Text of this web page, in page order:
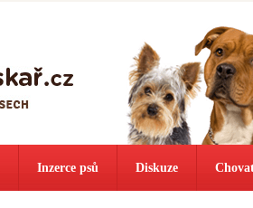
Inzerce psů Diskuze